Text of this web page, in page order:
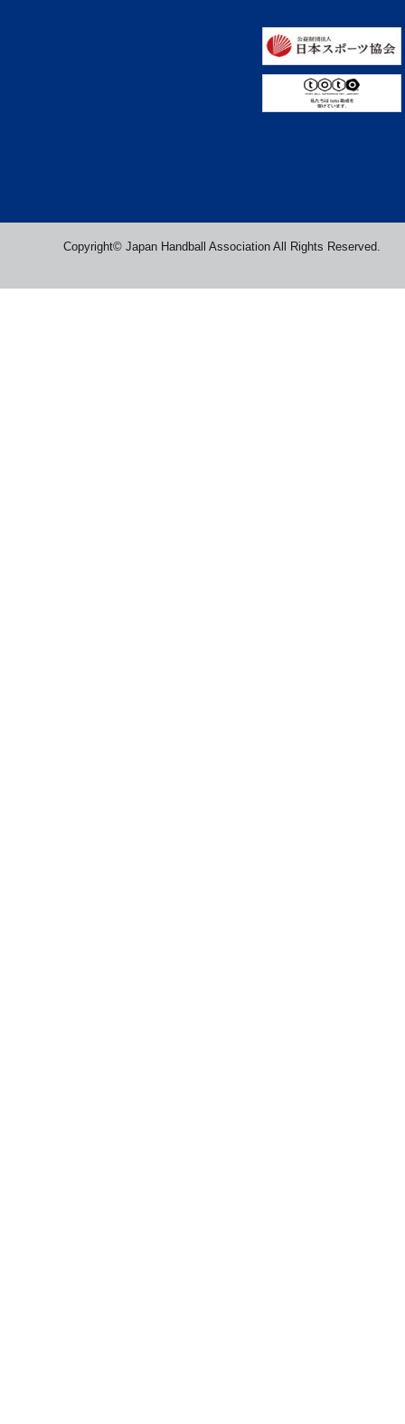
Copyright© Japan Handball Association All Rights Reserved.